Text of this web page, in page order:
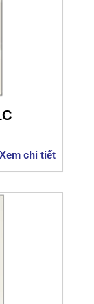
Xem chi tiết